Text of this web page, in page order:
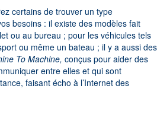
certains de trouver un type
besoins : il existe des modèles fait
ou au bureau ; pour les véhicules tels
ou même un bateau ; il y a aussi des
To Machine, conçus pour aider des
entre elles et qui sont
faisant écho à l’Internet des